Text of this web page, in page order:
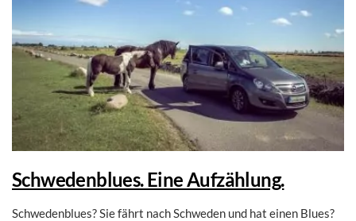
Schwedenblues. Eine Aufzählung.
Schwedenblues? Sie fährt nach Schweden und hat einen Blues?